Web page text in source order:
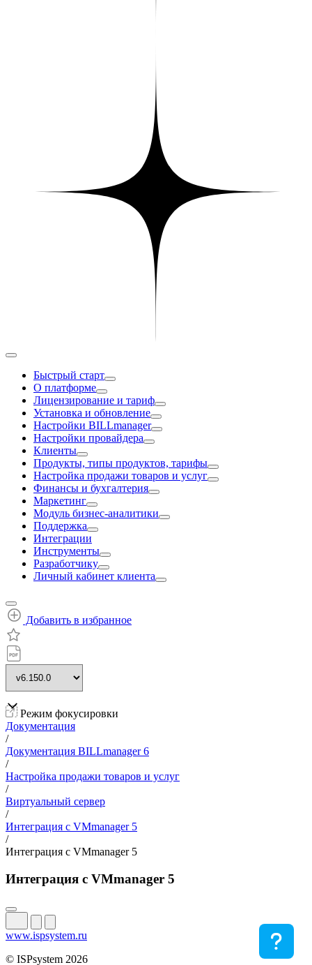
Быстрый старт
О платформе
Лицензирование и тариф
Установка и обновление
Настройки BILLmanager
Настройки провайдера
Клиенты
Продукты, типы продуктов, тарифы
Настройка продажи товаров и услуг
Финансы и бухгалтерия
Маркетинг
Модуль бизнес-аналитики
Поддержка
Интеграции
Инструменты
Разработчику
Личный кабинет клиента
Добавить в избранное
Режим фокусировки
Документация
/
Документация BILLmanager 6
/
Настройка продажи товаров и услуг
/
Виртуальный сервер
/
Интеграция с VMmanager 5
/
Интеграция с VMmanager 5
Интеграция с VMmanager 5
www.ispsystem.ru
© ISPsystem 2026